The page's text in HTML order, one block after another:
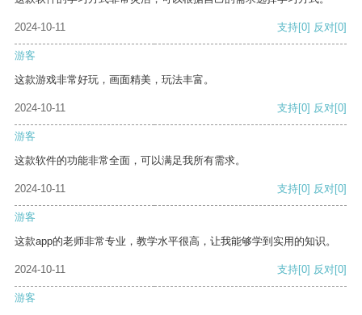
2024-10-11 支持[0] 反对[0]
游客
这款游戏非常好玩，画面精美，玩法丰富。
2024-10-11 支持[0] 反对[0]
游客
这款软件的功能非常全面，可以满足我所有需求。
2024-10-11 支持[0] 反对[0]
游客
这款app的老师非常专业，教学水平很高，让我能够学到实用的知识。
2024-10-11 支持[0] 反对[0]
游客